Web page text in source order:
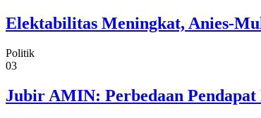
Elektabilitas Meningkat, Anies-
Politik
03
Jubir AMIN: Perbedaan